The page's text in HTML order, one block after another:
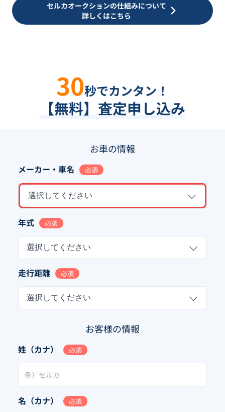
セルカオークションの仕組みについて
詳しくはこちら
30秒でカンタン！
【無料】査定申し込み
お車の情報
メーカー・車名 必須
選択してください
年式 必須
選択してください
走行距離 必須
選択してください
お客様の情報
姓（カナ） 必須
名（カナ） 必須